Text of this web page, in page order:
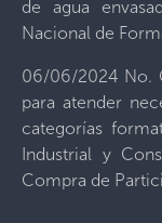
de agua
Nacional de
06/06/2024 No.
para atender
categorías
Industrial y
Compra de